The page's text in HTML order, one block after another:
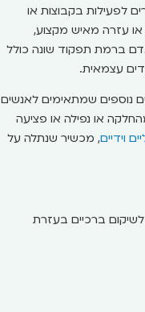
לפעילות בקבוצות או
עזרה מאיש מקצוע,
ברמת תפקוד שונה כולל
עצמאית.
נוספים שמתאימים לאנשים
או נפילה או פציעה
וידיים, מכשיר שנתלה על